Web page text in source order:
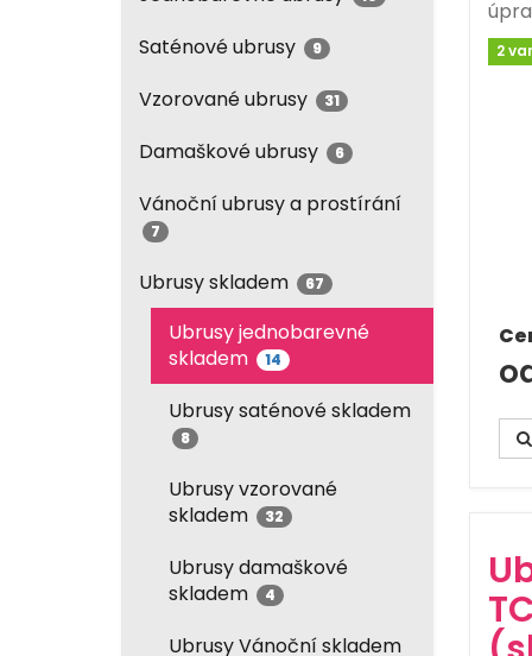
Saténové ubrusy 9
Vzorované ubrusy 31
Damaškové ubrusy 6
Vánoční ubrusy a prostírání
7
Ubrusy skladem 67
Ubrusy jednobarevné
skladem
14
Ubrusy saténové skladem
8
Ubrusy vzorované
skladem
32
Ubrusy damaškové
skladem
4
Ubrusy Vánoční skladem
2